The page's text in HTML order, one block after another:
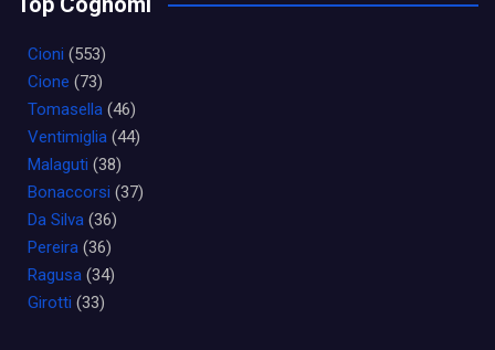
Cioni (553)
Cione (73)
Tomasella (46)
Ventimiglia (44)
Malaguti (38)
Bonaccorsi (37)
Da Silva (36)
Pereira (36)
Ragusa (34)
Girotti (33)